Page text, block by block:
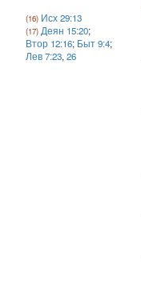
Исх 29:13
Деян 15:20;
Втор 12:16; Быт 9:4;
Лев 7:23,26